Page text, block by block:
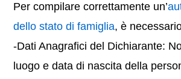
Per compilare correttamente un’
dello stato di famiglia, è
-Dati Anagrafici del Dichiarante:
luogo e data di nascita della